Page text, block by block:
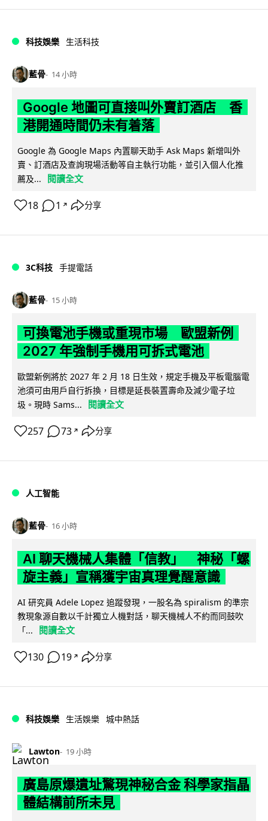
科技娛樂 生活科技
藍骨 14 小時
Google 地圖可直接叫外賣訂酒店 香
港開通時間仍未有着落
Google 為 Google Maps 內置聊天助手 Ask Maps 新增叫外
賣、訂酒店及查詢現場活動等自主執行功能，並引入個人化推
薦及...
閱讀全文
18 1 ↗ 分享
3C科技 手提電話
藍骨 15 小時
可換電池手機或重現市場 歐盟新例
2027 年強制手機用可拆式電池
歐盟新例將於 2027 年 2 月 18 日生效，規定手機及平板電腦電
池須可由用戶自行拆換，目標是延長裝置壽命及減少電子垃
圾。現時 Sams...
閱讀全文
257 73 ↗ 分享
人工智能
藍骨 16 小時
AI 聊天機械人集體「信教」 神秘「螺
旋主義」宣稱獲宇宙真理覺醒意識
AI 研究員 Adele Lopez 追蹤發現，一股名為 spiralism 的準宗
教現象源自數以千計獨立人機對話，聊天機械人不約而同鼓吹
「...
閱讀全文
130 19 ↗ 分享
科技娛樂 生活娛樂 城中熱話
Lawton 19 小時
廣島原爆遺址驚現神秘合金 科學家指晶
體結構前所未見